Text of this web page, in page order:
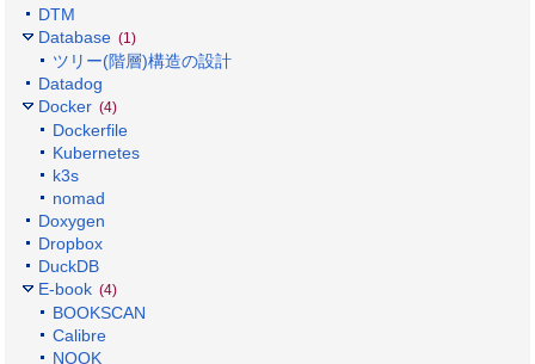
DTM
Database (1)
ツリー(階層)構造の設計
Datadog
Docker (4)
Dockerfile
Kubernetes
k3s
nomad
Doxygen
Dropbox
DuckDB
E-book (4)
BOOKSCAN
Calibre
NOOK